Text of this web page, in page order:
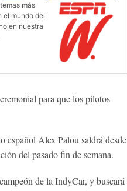
más
el mundo del
en nuestra
para que los pilotos
español Alex Palou saldrá desde
del pasado fin de semana.
de la IndyCar, y buscará